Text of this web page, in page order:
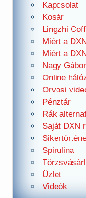
Kapcsolat
Kosár
Lingzhi
Miért a
Miért a
Nagy
Online
Orvosi
Pénztár
Rák
Saját DXN
Spirulina
Üzlet
Videók